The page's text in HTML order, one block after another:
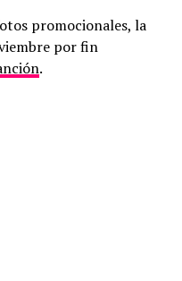
promocionales, la
por fin
.